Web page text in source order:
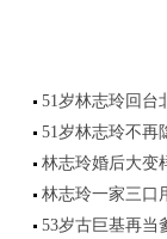
51岁林志玲回台
51岁林志玲不再
林志玲婚后大变
林志玲一家三口
53岁古巨基再当